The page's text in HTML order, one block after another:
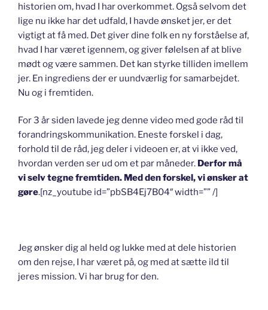
historien om, hvad I har overkommet. Også selvom det
lige nu ikke har det udfald, I havde ønsket jer, er det
vigtigt at få med. Det giver dine folk en ny forståelse af,
hvad I har været igennem, og giver følelsen af at blive
mødt og være sammen. Det kan styrke tilliden imellem
jer. En ingrediens der er uundværlig for samarbejdet.
Nu og i fremtiden.
For 3 år siden lavede jeg denne video med gode råd til
forandringskommunikation. Eneste forskel i dag,
forhold til de råd, jeg deler i videoen er, at vi ikke ved,
hvordan verden ser ud om et par måneder. Derfor må
vi selv tegne fremtiden. Med den forskel, vi ønsker at
gøre.[nz_youtube id=”pbSB4Ej7B04″ width=”” /]
Jeg ønsker dig al held og lukke med at dele historien
om den rejse, I har været på, og med at sætte ild til
jeres mission. Vi har brug for den.